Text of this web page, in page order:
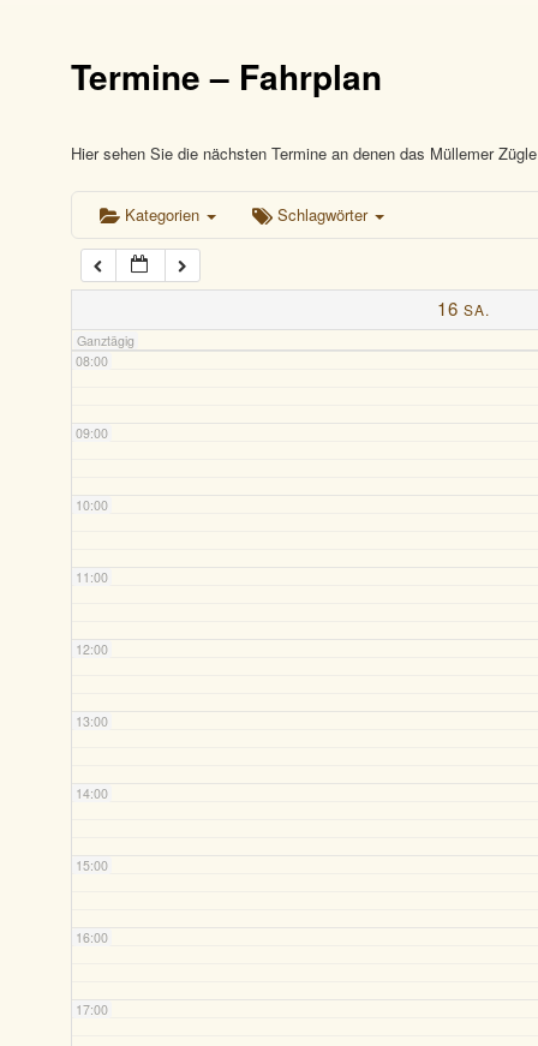
Termine – Fahrplan
Hier sehen Sie die nächsten Termine an denen das Müllemer
Kategorien Schlagwörter
16 SA.
Ganztägig
04:00
05:00
06:00
07:00
08:00
09:00
10:00
11:00
12:00
13:00
14:00
15:00
16:00
17:00